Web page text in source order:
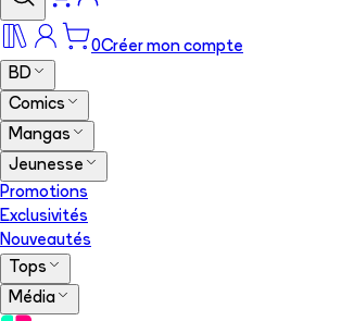
0Créer mon compte
BD
Comics
Mangas
Jeunesse
Promotions
Exclusivités
Nouveautés
Tops
Média